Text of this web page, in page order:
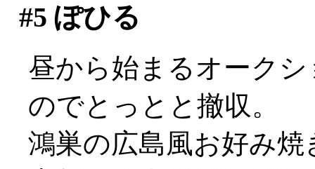
#5 ぽひる
昼から始まるオーク
のでとっとと撤収。
鴻巣の広島風お好み